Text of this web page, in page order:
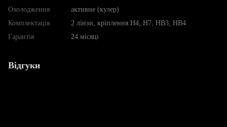
Охолодження
активне (кулер)
Комплектація
2 лінзи, кріплення Н4, Н7, НВ3, НВ4.
Гарантія
24 місяці
Відгуки